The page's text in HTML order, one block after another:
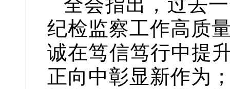
纪检监察工作高质
诚在笃信笃行中提
正向中彰显新作为